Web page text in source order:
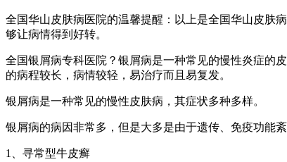
全国华山皮肤病医院的温馨提醒：以上是全国华山皮肤
够让病情得到好转。
全国银屑病专科医院？银屑病是一种常见的慢性炎症的
的病程较长，病情较轻，易治疗而且易复发。
银屑病是一种常见的慢性皮肤病，其症状多种多样。
银屑病的病因非常多，但是大多是由于遗传、免疫功能
1、寻常型牛皮癣